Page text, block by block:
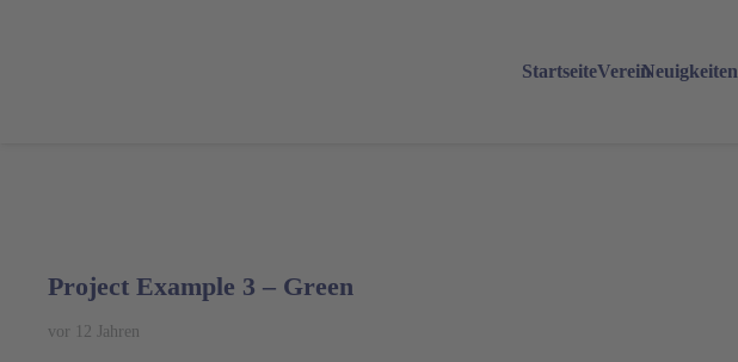
StartseiteVereinNeuigkeiten
Project Example 3 – Green
vor 12 Jahren